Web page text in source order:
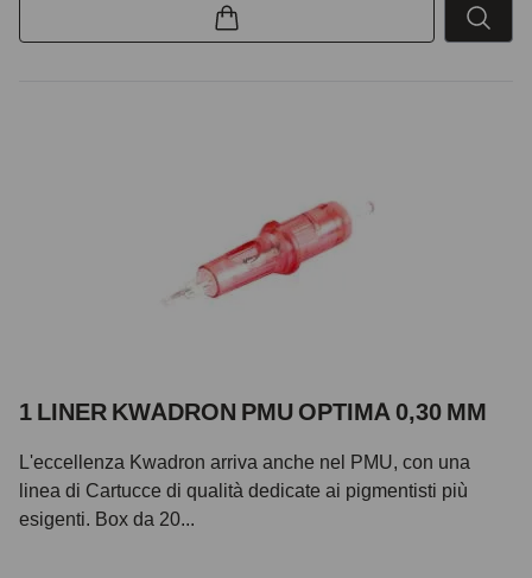
1 LINER KWADRON PMU OPTIMA 0,30 MM
L'eccellenza Kwadron arriva anche nel PMU, con una
linea di Cartucce di qualità dedicate ai pigmentisti più
esigenti. Box da 20...